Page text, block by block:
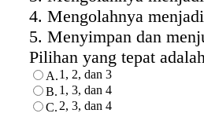
4. Mengolahnya
5. Menyimpan dan
Pilihan yang tepat
A.1, 2, dan 3
B. 1, 3, dan 4
C. 2, 3, dan 4